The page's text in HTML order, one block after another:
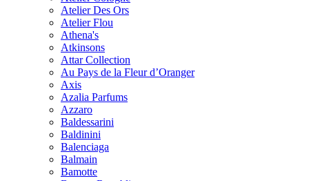
Atelier Des Ors
Atelier Flou
Athena's
Atkinsons
Attar Collection
Au Pays de la Fleur d’Oranger
Axis
Azalia Parfums
Azzaro
Baldessarini
Baldinini
Balenciaga
Balmain
Bamotte